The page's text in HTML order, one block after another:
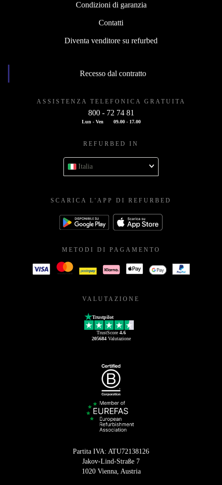
Condizioni di garanzia
Contatti
Diventa venditore su refurbed
Recesso dal contratto
ASSISTENZA TELEFONICA GRATUITA
800 - 72 74 81
Lun - Ven 09.00 - 17.00
REFURBED IN
Italia
SCARICA L'APP DI REFURBED
METODI DI PAGAMENTO
VALUTAZIONE
Trustpilot
TrustScore 4.6
205684Valutazione
Partita IVA: ATU72138126
Jakov-Lind-Straße 7
1020 Vienna, Austria